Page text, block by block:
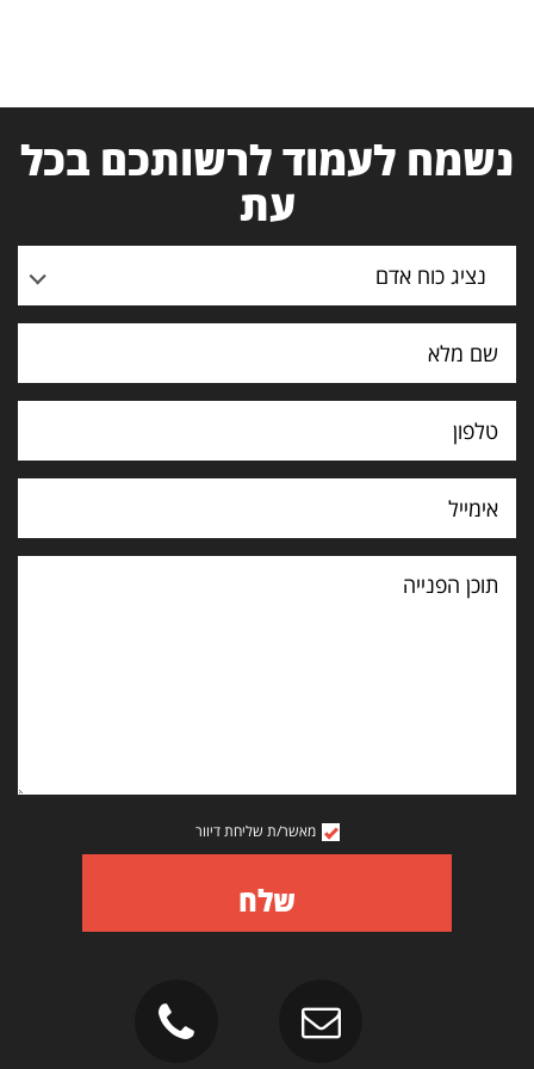
נשמח לעמוד לרשותכם בכל
עת
נציג כוח אדם
תוכן
הפנייה
מאשר/ת שליחת דיוור
שלח